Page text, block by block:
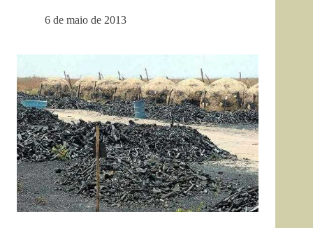
6 de maio de 2013